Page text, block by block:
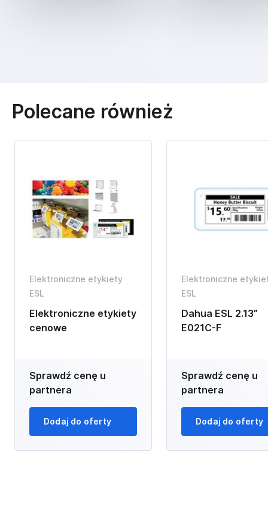
Polecane również
Elektroniczne etykiety
ESL
Elektroniczne etykiety
cenowe
Sprawdź cenę u
partnera
Dodaj do oferty
Elektroniczne
ESL
Dahua ESL 2.13”
E021C-F
Sprawdź cenę u
partnera
Dodaj do oferty